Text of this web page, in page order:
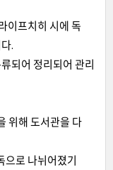
이프치히 시에 독
.
되어 정리되어 관리
위해 도서관을 다
로 나뉘어졌기